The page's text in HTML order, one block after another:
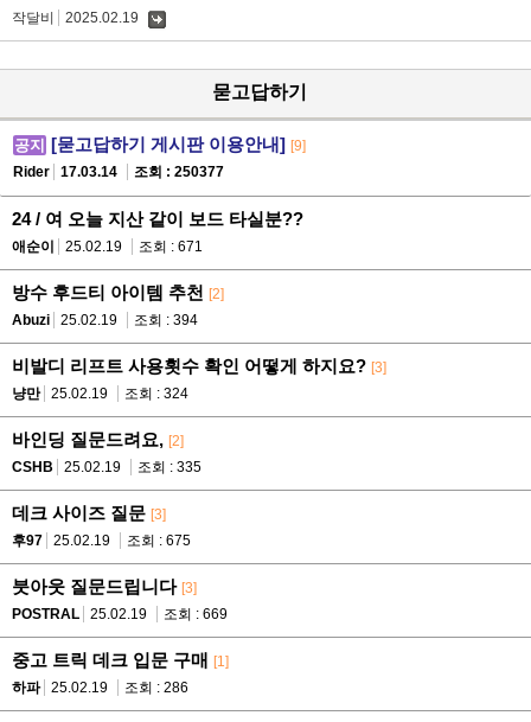
작달비 2025.02.19
묻고답하기
공지 [묻고답하기 게시판 이용안내] [9]
Rider
17.03.14 조회 : 250377
24 / 여 오늘 지산 같이 보드 타실분??
애순이 25.02.19 조회 : 671
방수 후드티 아이템 추천 [2]
Abuzi
25.02.19 조회 : 394
비발디 리프트 사용횟수 확인 어떻게 하지요? [3]
냥만
25.02.19 조회 : 324
바인딩 질문드려요, [2]
CSHB
25.02.19 조회 : 335
데크 사이즈 질문 [3]
후97
25.02.19 조회 : 675
붓아웃 질문드립니다 [3]
POSTRAL
25.02.19 조회 : 669
중고 트릭 데크 입문 구매 [1]
하파
25.02.19 조회 : 286